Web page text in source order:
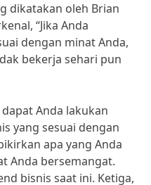
dikatakan oleh Brian
“Jika Anda
dengan minat Anda,
bekerja sehari pun
Anda lakukan
yang sesuai dengan
apa yang Anda
Anda bersemangat.
bisnis saat ini. Ketiga,